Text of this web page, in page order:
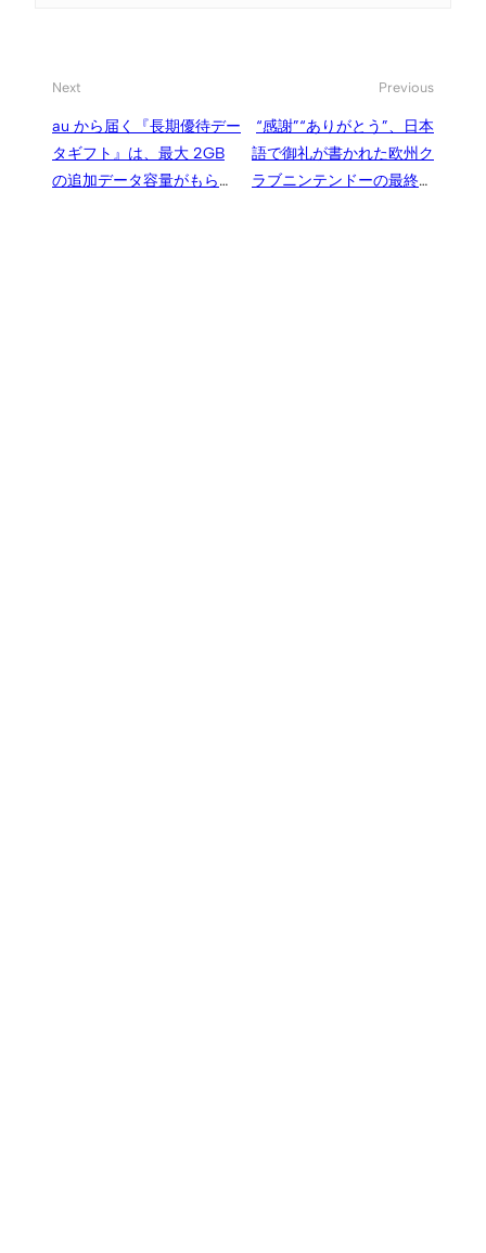
Next
au から届く『長期優待デー
タギフト』は、最大 2GB
の追加データ容量がもらえ
Previous
“感謝”“ありがとう”、日本
語で御礼が書かれた欧州ク
ラブニンテンドーの最終ア